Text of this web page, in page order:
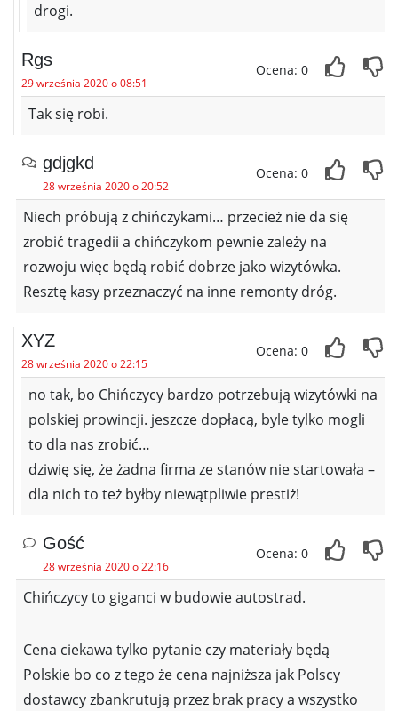
drogi.
Rgs
29 września 2020 o 08:51
Ocena: 0
Tak się robi.
gdjgkd
28 września 2020 o 20:52
Ocena: 0
Niech próbują z chińczykami… przecież nie da się
zrobić tragedii a chińczykom pewnie zależy na
rozwoju więc będą robić dobrze jako wizytówka.
Resztę kasy przeznaczyć na inne remonty dróg.
XYZ
28 września 2020 o 22:15
Ocena: 0
no tak, bo Chińczycy bardzo potrzebują wizytówki na
polskiej prowincji. jeszcze dopłacą, byle tylko mogli
to dla nas zrobić…
dziwię się, że żadna firma ze stanów nie startowała –
dla nich to też byłby niewątpliwie prestiż!
Gość
28 września 2020 o 22:16
Ocena: 0
Chińczycy to giganci w budowie autostrad.
Cena ciekawa tylko pytanie czy materiały będą
Polskie bo co z tego że cena najniższa jak Polscy
dostawcy zbankrutują przez brak pracy a wszystko